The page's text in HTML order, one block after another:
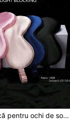
1buc Mască pentru ochi de somn asemănătoare cu mătasea satinată, mască elastică pentru somn pentru somn, mască pentru ochi de somn de culoare solidă pentru îngrijirea zilnică a ochilor. Potrivit pentru bărbați și femei, cadou grozav pentru familie, prieteni și parteneri. Ideal pentru relaxare, călătorii, insomnie și călătorii de afaceri.